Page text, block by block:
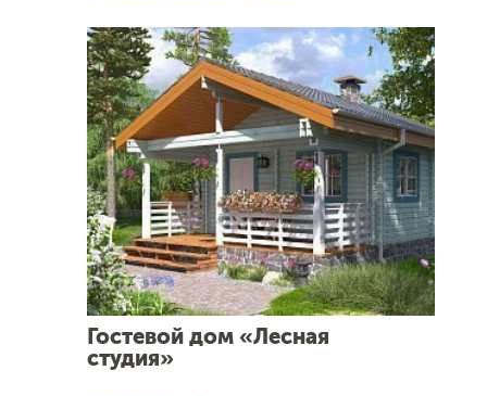
Гостевой дом «Лесная
студия»